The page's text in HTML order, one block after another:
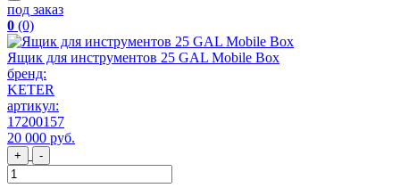
под заказ
0 (0)
Ящик для инструментов 25 GAL Mobile Box
бренд:
KETER
артикул:
17200157
20 000 руб.
+ -